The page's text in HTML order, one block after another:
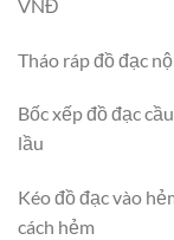
VNĐ
Tháo ráp đồ đạc
Bốc xếp đồ đạc
lầu
Kéo đồ đạc vào
cách hẻm